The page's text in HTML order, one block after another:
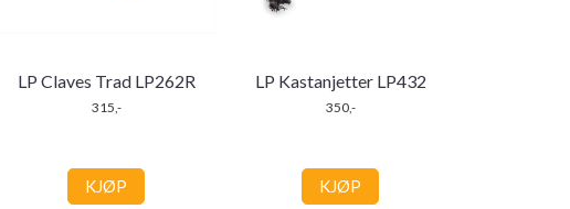
LP Claves Trad LP262R
315,-
KJØP
LP Kastanjetter LP432
350,-
KJØP